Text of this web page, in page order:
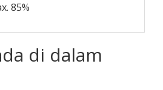
85%
di dalam